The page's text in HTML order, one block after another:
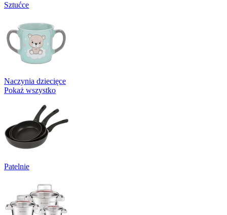
Sztućce
Naczynia dziecięce
Pokaż wszystko
Patelnie